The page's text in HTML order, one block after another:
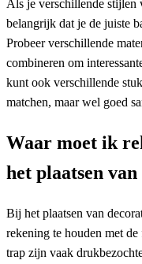
Als je verschillende stijlen
belangrijk dat je de juiste
Probeer verschillende
combineren om
kunt ook verschillende
matchen, maar wel goed
Waar moet ik
het plaatsen
Bij het plaatsen van
rekening te houden met
trap zijn vaak